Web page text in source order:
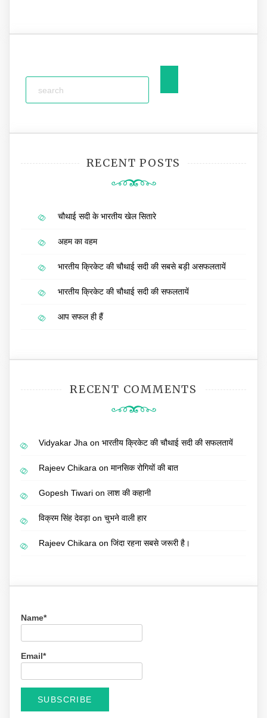
RECENT POSTS
चौथाई सदी के भारतीय खेल सितारे
अहम का वहम
भारतीय क्रिकेट की चौथाई सदी की सबसे बड़ी असफलतायें
भारतीय क्रिकेट की चौथाई सदी की सफलतायें
आप सफल ही हैं
RECENT COMMENTS
Vidyakar Jha on भारतीय क्रिकेट की चौथाई सदी की सफलतायें
Rajeev Chikara on मानसिक रोगियों की बात
Gopesh Tiwari on लाश की कहानी
विक्रम सिंह देवड़ाon चुभने वाली हार
Rajeev Chikara on जिंदा रहना सबसे जरूरी है।
Name*
Email*